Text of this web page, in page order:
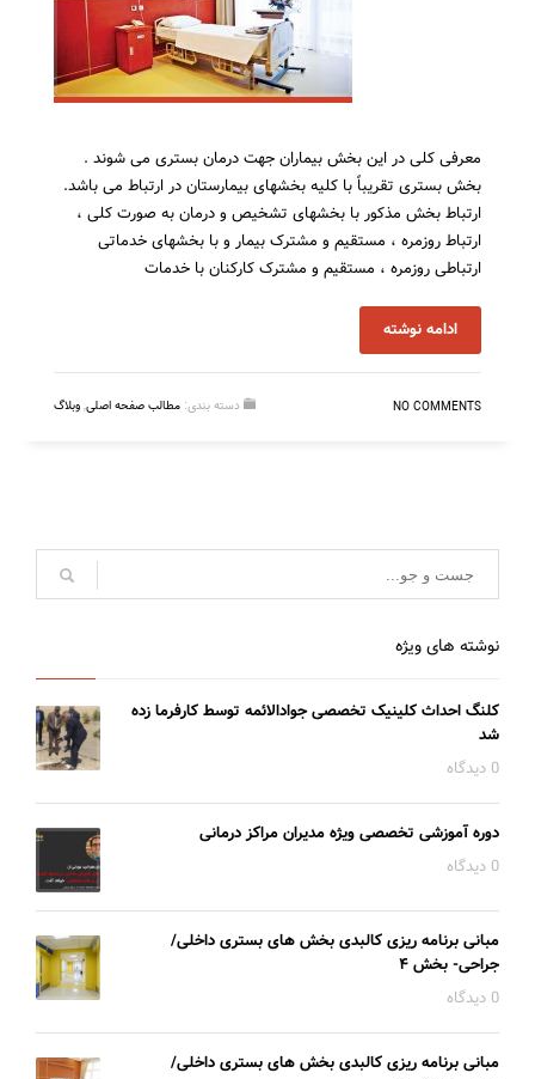
معرفی کلی در این بخش بیماران جهت درمان بستری می شوند .
بخش بستری تقریباً با کلیه بخشهای بیمارستان در ارتباط می باشد.
ارتباط بخش مذکور با بخشهای تشخیص و درمان به صورت کلی ،
ارتباط روزمره ، مستقیم و مشترک بیمار و با بخشهای خدماتی
ارتباطی روزمره ، مستقیم و مشترک کارکنان با خدمات
ادامه نوشته
دسته بندی: مطالب صفحه اصلی, وبلاگ NO COMMENTS
نوشته های ویژه
کلنگ احداث کلینیک تخصصی جوادالائمه توسط کارفرما زده
شد
0 دیدگاه
دوره آموزشی تخصصی ویژه مدیران مراکز درمانی
0 دیدگاه
مبانی برنامه ریزی کالبدی بخش های بستری داخلی/
جراحی- بخش ۴
0 دیدگاه
مبانی برنامه ریزی کالبدی بخش های بستری داخلی/